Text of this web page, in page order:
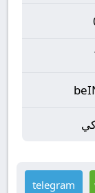
telegram